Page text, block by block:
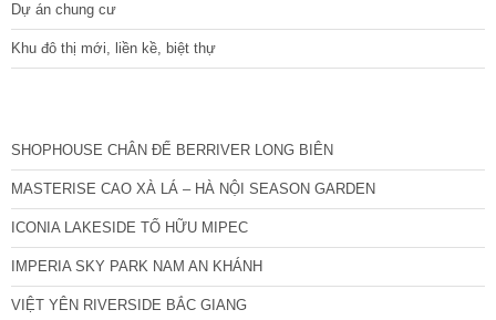
Dự án chung cư
Khu đô thị mới, liền kề, biệt thự
SHOPHOUSE CHÂN ĐẾ BERRIVER LONG BIÊN
MASTERISE CAO XÀ LÁ – HÀ NỘI SEASON GARDEN
ICONIA LAKESIDE TỐ HỮU MIPEC
IMPERIA SKY PARK NAM AN KHÁNH
VIỆT YÊN RIVERSIDE BẮC GIANG